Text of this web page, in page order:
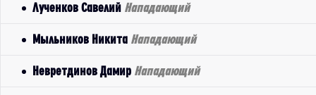
Лученков Савелий Нападающий
Мыльников Никита Нападающий
Невретдинов Дамир Нападающий